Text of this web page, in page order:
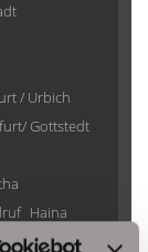
/ Urbich
Gottstedt
Haina